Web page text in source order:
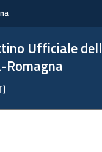
Ufficiale
Romagna